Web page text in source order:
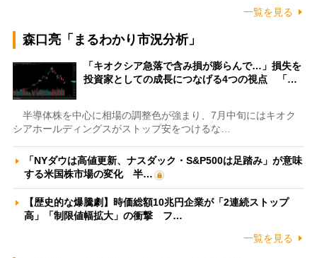
一覧を見る
森口亮「まるわかり市況分析」
「キオクシア急落で含み損が膨らんで…」損失を
投資家としての成長につなげる4つの視点 「…
半導体株を中心に相場の調整色が強まり、7月中旬にはキオク
シアホールディングスがストップ安をつけるな…
「NYダウは高値更新、ナスダック・S&P500は足踏み」が意味
する米国株市場の変化 半…
【歴史的な爆騰劇】時価総額10兆円企業が「2連続ストップ
高」「制限値幅拡大」の衝撃 フ…
一覧を見る